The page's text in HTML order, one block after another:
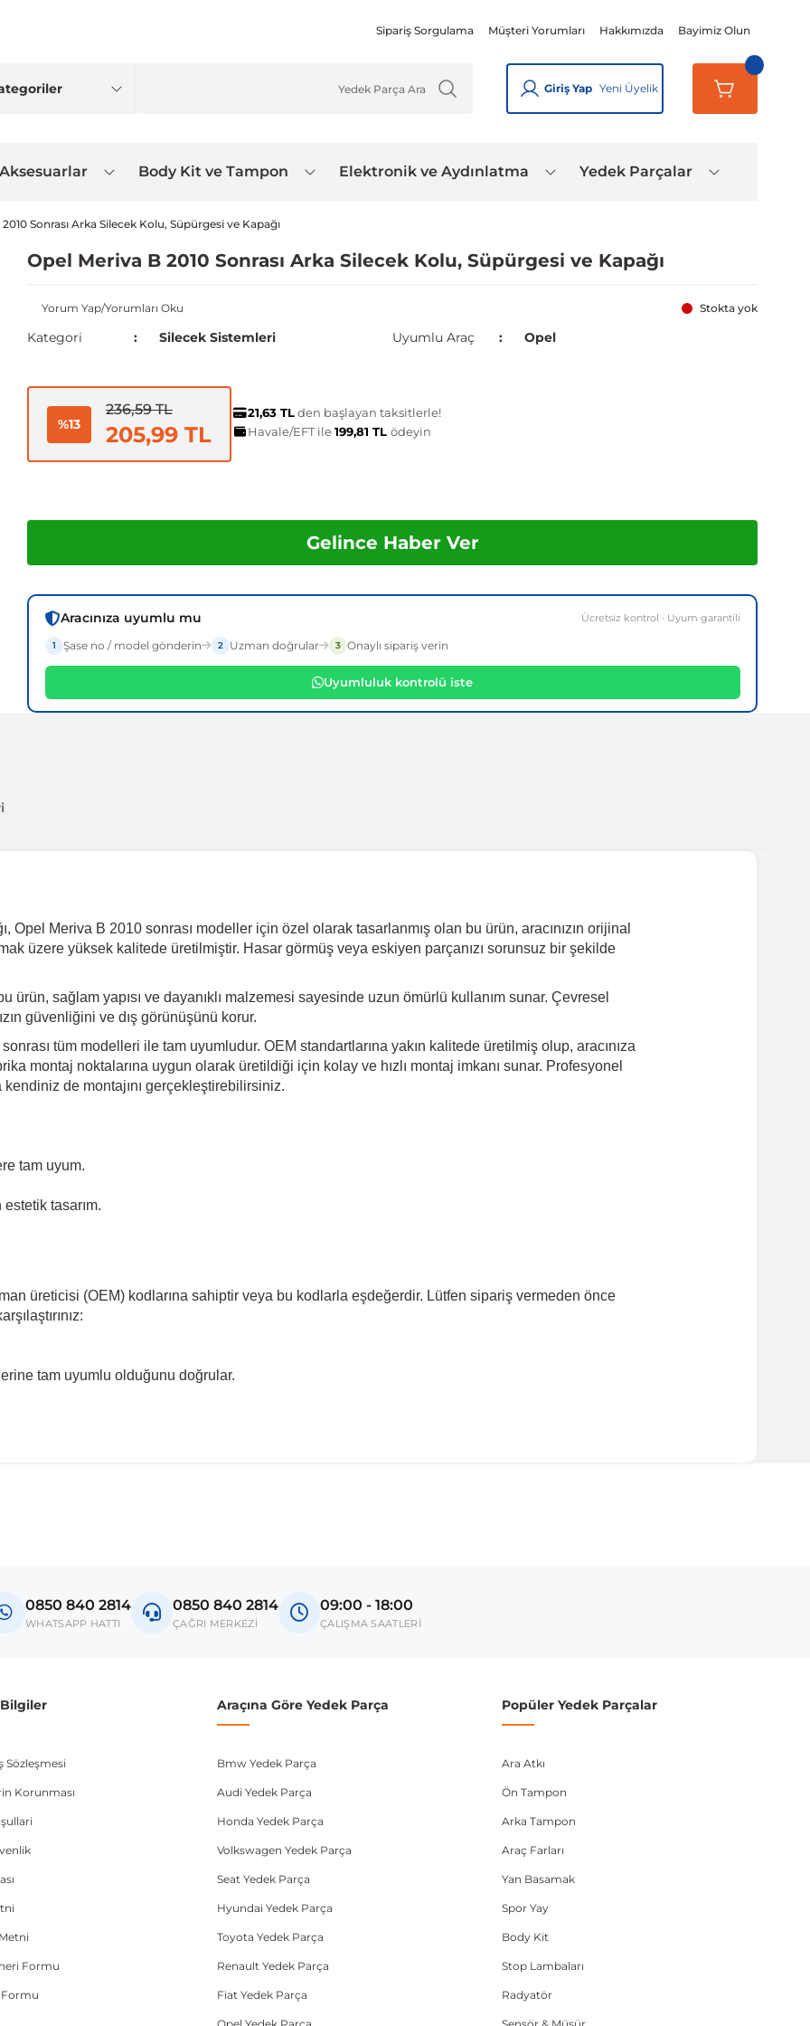
Sipariş Sorgulama Müşteri Yorumları Hakkımızda Bayimiz Olun
Giriş Yap Yeni Üyelik
Aksesuarlar Body Kit ve Tampon Elektronik ve Aydınlatma Yedek Parçalar
Sonrası Arka Silecek Kolu, Süpürgesi ve Kapağı
Opel Meriva B 2010 Sonrası Arka Silecek Kolu, Süpürgesi ve Kapağı
Yorum Yap/Yorumları Oku Stokta yok
Kategori Silecek Sistemleri Uyumlu Araç Opel
%13
236,59 TL
205,99 TL
21,63 TLden başlayan taksitlerle!
Havale/EFT ile199,81 TL ödeyin
Gelince Haber Ver
Aracınıza uyumlu mu Ücretsiz kontrol · Uyum garantili
1 Şase no / model gönderin 2 Uzman doğrular 3 Onaylı sipariş verin
Uyumluluk kontrolü iste
Opel Meriva B 2010 sonrası modeller için özel olarak tasarlanmış olan bu ürün, aracınızın orijinal
üzere yüksek kalitede üretilmiştir. Hasar görmüş veya eskiyen parçanızı sorunsuz bir şekilde
sağlam yapısı ve dayanıklı malzemesi sayesinde uzun ömürlü kullanım sunar. Çevresel
güvenliğini ve dış görünüşünü korur.
tüm modelleri ile tam uyumludur. OEM standartlarına yakın kalitede üretilmiş olup, aracınıza
montaj noktalarına uygun olarak üretildiği için kolay ve hızlı montaj imkanı sunar. Profesyonel
de montajını gerçekleştirebilirsiniz.
tam uyum.
tasarım.
üreticisi (OEM) kodlarına sahiptir veya bu kodlarla eşdeğerdir. Lütfen sipariş vermeden önce
tam uyumlu olduğunu doğrular.
0850 840 2814
WHATSAPP HATTI
0850 840 2814
ÇAĞRI MERKEZİ
09:00 - 18:00
ÇALIŞMA SAATLERİ
Sözleşmesi
Korunması
Formu
Formu
Araçına Göre Yedek Parça
Bmw Yedek Parça
Audi Yedek Parça
Honda Yedek Parça
Volkswagen Yedek Parça
Seat Yedek Parça
Hyundai Yedek Parça
Toyota Yedek Parça
Renault Yedek Parça
Fiat Yedek Parça
Popüler Yedek Parçalar
Ara Atkı
Ön Tampon
Arka Tampon
Araç Farları
Yan Basamak
Spor Yay
Body Kit
Stop Lambaları
Radyatör